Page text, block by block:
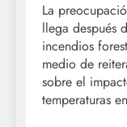
La
llega después
incendios
medio de
sobre el
temperaturas